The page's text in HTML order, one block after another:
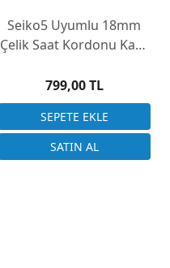
Seiko5 Uyumlu 18mm
Çelik Saat Kordonu Kasa
799,00 TL